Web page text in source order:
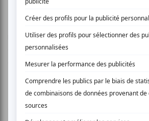
Une soirée complète à vous bouger
rythmes de basse sur le terrain de
collège. Pour ceux qui sont peu
d'artistes de la soirée, voici une
Le groupe électro-rap Omnikrom a
dernier leur deuxième album Comme à